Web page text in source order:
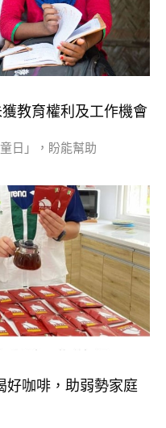
教育權利及工作機會
日」，盼能幫助
好咖啡，助弱勢家庭